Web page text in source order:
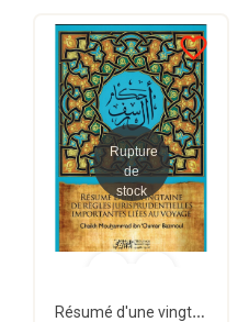
favorite_border
Rupture
de
stock
Résumé d'une vingtaine de règles jurisprudentielles liées au voyage - Bazmoul - Héritage...